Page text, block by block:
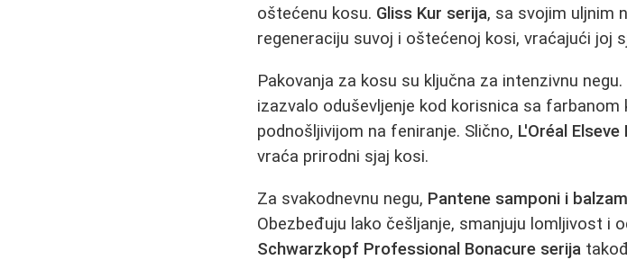
oštećenu kosu. Gliss Kur serija, sa svojim uljnim
regeneraciju suvoj i oštećenoj kosi, vraćajući joj
Pakovanja za kosu su ključna za intenzivnu negu.
izazvalo oduševljenje kod korisnica sa
podnošljivijom na feniranje. Slično, L'Oréal
vraća prirodni sjaj kosi.
Za svakodnevnu negu, Pantene samponi i
Obezbeđuju lako češljanje, smanjuju lomljivost i
Schwarzkopf Professional Bonacure serija